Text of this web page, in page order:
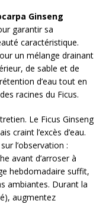
Ginseng
garantir sa
caractéristique.
un mélange drainant
de sable et de
d’eau tout en
racines du Ficus.
Le Ficus Ginseng
craint l’excès d’eau.
l’observation :
avant d’arroser à
hebdomadaire suffit,
ambiantes. Durant la
augmentez